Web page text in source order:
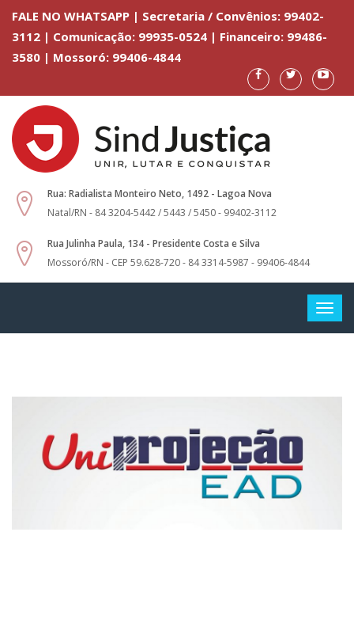
FALE NO WHATSAPP | Secretaria / Convênios: 99402-
3112 | Comunicação: 99935-0524 | Financeiro: 99486-
3580 | Mossoró: 99406-4844
Rua: Radialista Monteiro Neto, 1492 - Lagoa Nova
Natal/RN - 84 3204-5442 / 5443 / 5450 - 99402-3112
Rua Julinha Paula, 134 - Presidente Costa e Silva
Mossoró/RN - CEP 59.628-720 - 84 3314-5987 - 99406-4844